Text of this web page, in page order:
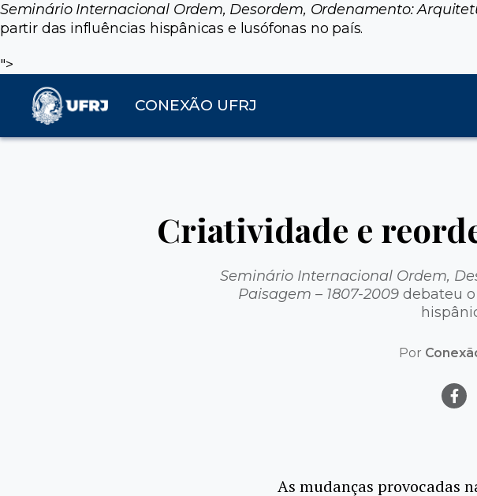
Seminário Internacional Ordem, Desordem, Ordenamento:
partir das influências hispânicas e lusófonas no país.
">
CONEXÃO UFRJ
Criatividade e
Seminário Internacional Ordem,
Paisagem – 1807-2009 debateu
Por
As mudanças provocadas